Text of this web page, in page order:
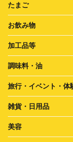
たまご
お飲み物
加工品等
調味料・油
旅行・イベント・体
雑貨・日用品
美容